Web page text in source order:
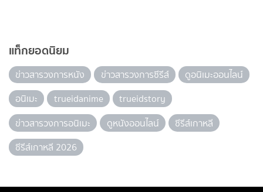
แท็กยอดนิยม
ข่าวสารวงการหนัง ข่าวสารวงการซีรีส์
ดูอนิเมะออนไลน์
อนิเมะ
trueidanime
trueidstory
ข่าวสารวงการอนิเมะ
ดูหนังออนไลน์
ซีรีส์เกาหลี
ซีรีส์เกาหลี 2026